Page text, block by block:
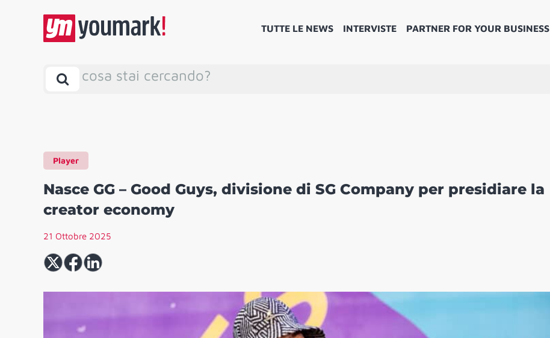
TUTTE LE NEWS INTERVISTE PARTNER FOR YOUR BUSINESS
cosa stai cercando?
Player
Nasce GG – Good Guys, divisione di SG Company per presidiare la
creator economy
21 Ottobre 2025